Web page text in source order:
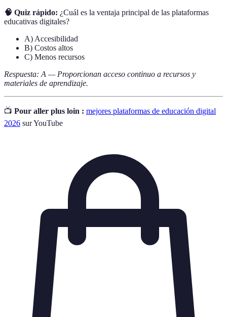
🧠 Quiz rápido: ¿Cuál es la ventaja principal de las plataformas
educativas digitales?
A) Accesibilidad
B) Costos altos
C) Menos recursos
Respuesta: A — Proporcionan acceso continuo a recursos y
materiales de aprendizaje.
📺 Pour aller plus loin : mejores plataformas de educación digital
2026 sur YouTube